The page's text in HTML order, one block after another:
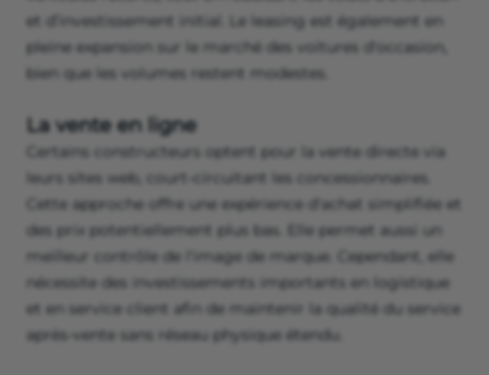
et d’investissement initial. Le leasing est également en
pleine expansion sur le marché des voitures d'occasion,
bien que les volumes restent modestes.
La vente en ligne
Certains constructeurs optent pour la vente directe via
leurs sites web, court-circuitant les concessionnaires.
Cette approche offre une expérience d'achat simplifiée et
des prix potentiellement plus bas. Elle permet aussi un
meilleur contrôle de l'image de marque. Cependant, elle
nécessite des investissements importants en logistique
et en service client afin de maintenir la qualité du service
après-vente sans réseau physique étendu.